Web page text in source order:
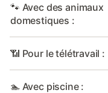
🐾 Avec des animaux
domestiques :
📶 Pour le télétravail :
🏊 Avec piscine :